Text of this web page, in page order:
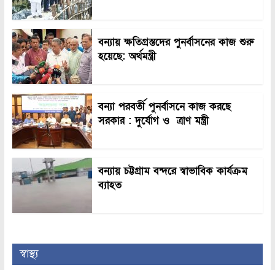
বন্যায় ক্ষতিগ্রস্তদের পুনর্বাসনের কাজ শুরু
হয়েছে: অর্থমন্ত্রী
বন্যা পরবর্তী পুনর্বাসনে কাজ করছে
সরকার : দুর্যোগ ও ত্রাণ মন্ত্রী
বন্যায় চট্টগ্রাম বন্দরে স্বাভাবিক কার্যক্রম
ব্যাহত
স্বাস্থ্য